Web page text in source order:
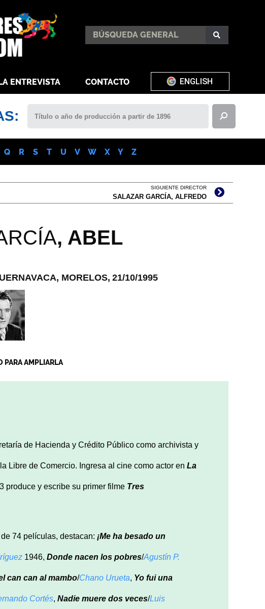
ENTREVISTA CONTACTO ENGLISH
Q R S T U V W X Y Z
SIGUIENTE DIRECTOR
SALAZAR GARCÍA, ALFREDO
, ABEL
MORELOS, 21/10/1995
PARA AMPLIARLA
de Hacienda y Crédito Público como archivista y
Libre de Comercio. Ingresa al cine como actor en La
produce y escribe su primer filme Tres
74 películas, destacan: ¡Me ha besado un
1946, Donde nacen los pobres/Agustín P.
can can al mambo/Chano Urueta, Yo fui una
Cortés, Nadie muere dos veces/Luis